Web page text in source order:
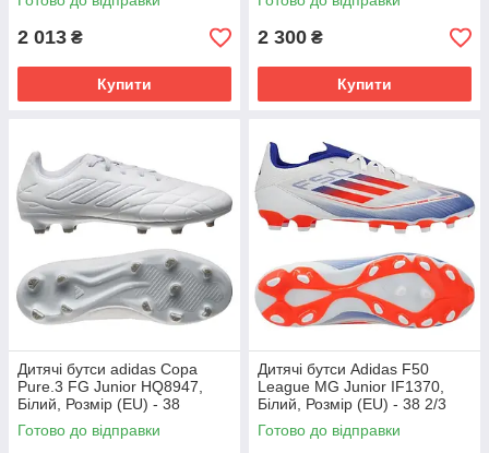
2 013 ₴
Купити
2 300 ₴
Купити
Дитячі бутси adidas Copa
Pure.3 FG Junior HQ8947,
Білий, Розмір (EU) - 38
Готово до відправки
Дитячі бутси Adidas F50
League MG Junior IF1370,
Білий, Розмір (EU) - 38 2/3
Готово до відправки